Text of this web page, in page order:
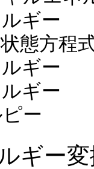
ギー
態方程
ギー
ギー
ー
ギー変